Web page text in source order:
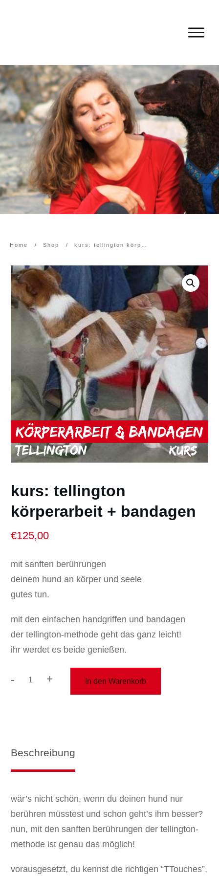
Home / Shop /
kurs: tellington
körperarbeit + bandagen
€125,00
mit sanften berührungen
deinem hund an körper und seele
gutes tun.
mit den einfachen handgriffen und bandagen
der tellington-methode geht das ganz leicht!
ihr werdet es beide genießen.
-kurs:
Menge
+ In den Warenkorb
Beschreibung
wär’s nicht schön, wenn du deinen hund nur
berühren müsstest und schon geht’s ihm besser?
nun, mit den sanften berührungen der tellington-
methode ist genau das möglich!
vorausgesetzt, du kennst die richtigen “TTouches”,